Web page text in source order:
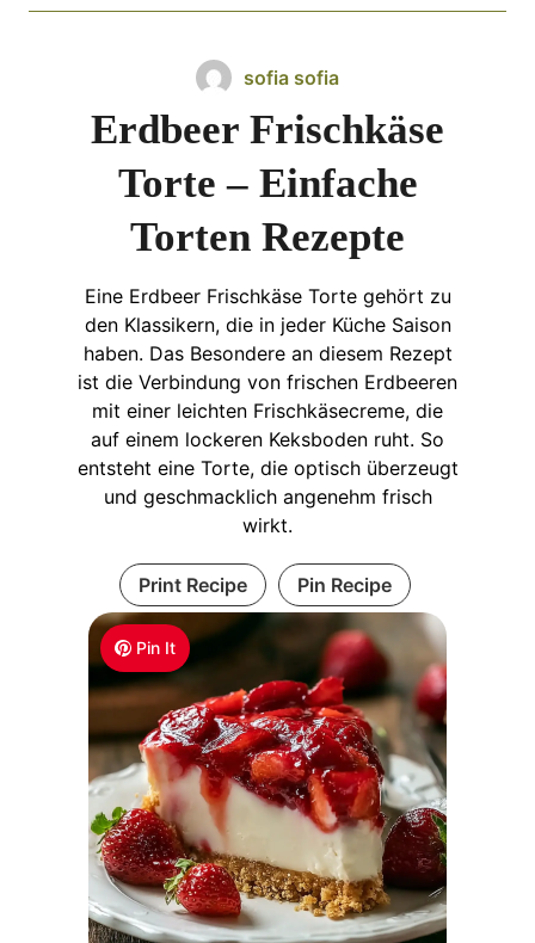
Pin It
sofia sofia
Erdbeer Frischkäse
Torte – Einfache
Torten Rezepte
Eine Erdbeer Frischkäse Torte gehört zu
den Klassikern, die in jeder Küche Saison
haben. Das Besondere an diesem Rezept
ist die Verbindung von frischen Erdbeeren
mit einer leichten Frischkäsecreme, die
auf einem lockeren Keksboden ruht. So
entsteht eine Torte, die optisch überzeugt
und geschmacklich angenehm frisch
wirkt.
Print Recipe Pin Recipe